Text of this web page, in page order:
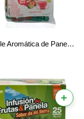
Increíble Aromática de Panela Especial Herbar – La Mejor Infusión de Frutas Naturales
+